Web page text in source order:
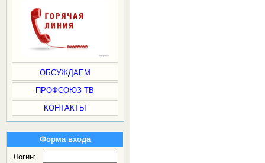
ОБСУЖДАЕМ
ПРОФСОЮЗ ТВ
КОНТАКТЫ
Форма входа
Логин: